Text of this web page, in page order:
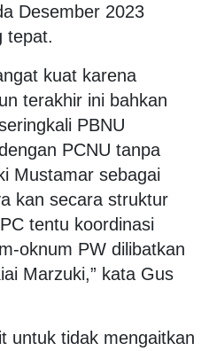
Desember 2023
tepat.
kuat karena
terakhir ini bahkan
PBNU
PCNU tanpa
Mustamar sebagai
kan secara struktur
tentu koordinasi
oknum PW dilibatkan
Marzuki,” kata Gus
untuk tidak mengaitkan